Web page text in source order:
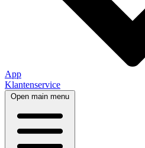
App
Klantenservice
Open main menu